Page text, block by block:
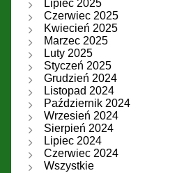
Lipiec 2025
Czerwiec 2025
Kwiecień 2025
Marzec 2025
Luty 2025
Styczeń 2025
Grudzień 2024
Listopad 2024
Październik 2024
Wrzesień 2024
Sierpień 2024
Lipiec 2024
Czerwiec 2024
Wszystkie